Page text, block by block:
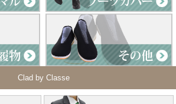
Clad by Classe